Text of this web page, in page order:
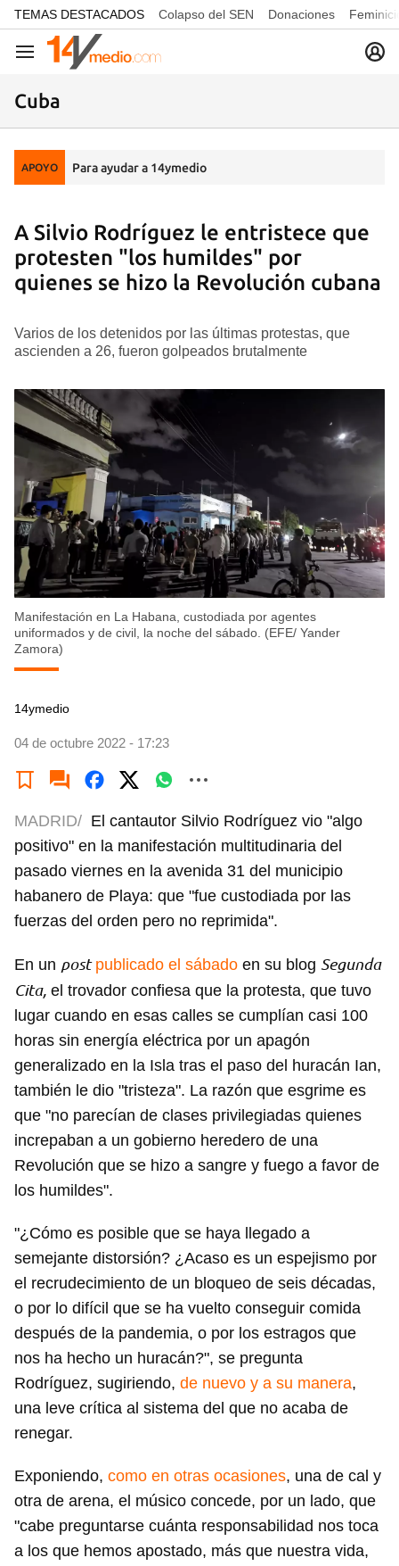
common.go-to-content
TEMAS DESTACADOS Colapso del SEN Donaciones
Navegación
Cuba
APOYO Para ayudar a 14ymedio
A Silvio Rodríguez le entristece que
protesten "los humildes" por
quienes se hizo la Revolución cubana
Varios de los detenidos por las últimas protestas, que
ascienden a 26, fueron golpeados brutalmente
Manifestación en La Habana, custodiada por agentes
uniformados y de civil, la noche del sábado. (EFE/ Yander
Zamora)
14ymedio
04 de octubre 2022 - 17:23
MADRID/ El cantautor Silvio Rodríguez vio "algo
positivo" en la manifestación multitudinaria del
pasado viernes en la avenida 31 del municipio
habanero de Playa: que "fue custodiada por las
fuerzas del orden pero no reprimida".
En un post publicado el sábado en su blog Segunda
Cita, el trovador confiesa que la protesta, que tuvo
lugar cuando en esas calles se cumplían casi 100
horas sin energía eléctrica por un apagón
generalizado en la Isla tras el paso del huracán Ian,
también le dio "tristeza". La razón que esgrime es
que "no parecían de clases privilegiadas quienes
increpaban a un gobierno heredero de una
Revolución que se hizo a sangre y fuego a favor de
los humildes".
"¿Cómo es posible que se haya llegado a
semejante distorsión? ¿Acaso es un espejismo por
el recrudecimiento de un bloqueo de seis décadas,
o por lo difícil que se ha vuelto conseguir comida
después de la pandemia, o por los estragos que
nos ha hecho un huracán?", se pregunta
Rodríguez, sugiriendo, de nuevo y a su manera,
una leve crítica al sistema del que no acaba de
renegar.
Exponiendo, como en otras ocasiones, una de cal y
otra de arena, el músico concede, por un lado, que
"cabe preguntarse cuánta responsabilidad nos toca
a los que hemos apostado, más que nuestra vida,